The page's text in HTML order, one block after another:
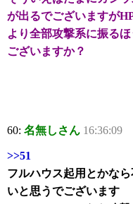
が出るでございますが
より全部攻撃系に振る
ございますか？
60:名無しさん 16:36:09
>>51
フルハウス起用とかな
いと思うでございます